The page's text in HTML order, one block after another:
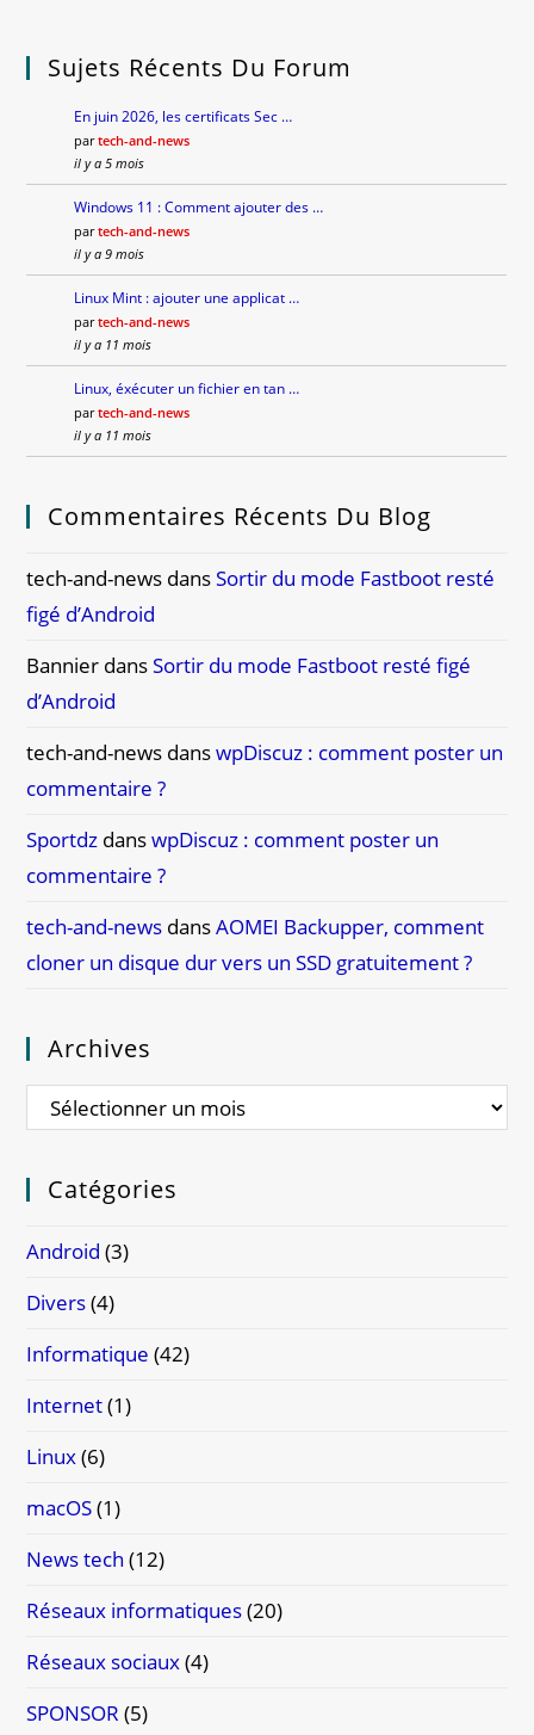
Sujets Récents Du Forum
En juin 2026, les certificats Sec …
partech-and-news
il y a 5 mois
Windows 11 : Comment ajouter des …
partech-and-news
il y a 9 mois
Linux Mint : ajouter une applicat …
partech-and-news
il y a 11 mois
Linux, éxécuter un fichier en tan …
partech-and-news
il y a 11 mois
Commentaires Récents Du Blog
tech-and-news dansSortir du mode Fastboot resté
figé d’Android
Bannier dansSortir du mode Fastboot resté figé
d’Android
tech-and-news danswpDiscuz : comment poster un
commentaire ?
Sportdz danswpDiscuz : comment poster un
commentaire ?
tech-and-news dansAOMEI Backupper, comment
cloner un disque dur vers un SSD gratuitement ?
Archives
Catégories
Android (3)
Divers(4)
Informatique (42)
Internet(1)
Linux(6)
macOS(1)
News tech (12)
Réseaux informatiques(20)
Réseaux sociaux(4)
SPONSOR (5)